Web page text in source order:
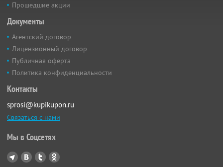
Прошедшие акции
Документы
Агентский договор
Лицензионный договор
Публичная оферта
Политика конфиденциальности
Контакты
sprosi@kupikupon.ru
Связаться с нами
Мы в Соцсетях